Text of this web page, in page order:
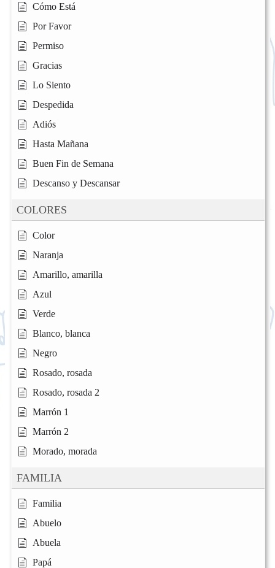
Cómo Está
Por Favor
Permiso
Gracias
Lo Siento
Despedida
Adiós
Hasta Mañana
Buen Fin de Semana
Descanso y Descansar
COLORES
Color
Naranja
Amarillo, amarilla
Azul
Verde
Blanco, blanca
Negro
Rosado, rosada
Rosado, rosada 2
Marrón 1
Marrón 2
Morado, morada
FAMILIA
Familia
Abuelo
Abuela
Papá